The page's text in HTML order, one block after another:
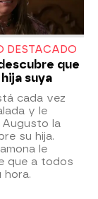
DESTACADO
que
suya
cada vez
y le
la
su hija.
le
que a todos
hora.